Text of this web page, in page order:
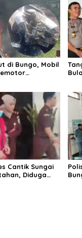
di Bungo, Mobil
Cantik Sungai
Diduga